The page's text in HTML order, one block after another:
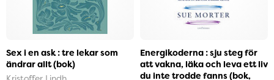
Sex i en ask : tre lekar som
ändrar allt (bok)
Energikoderna : sju steg för
att vakna, läka och leva ett liv
du inte trodde fanns (bok,